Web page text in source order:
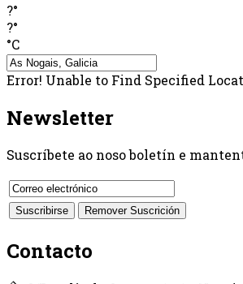
?°
?°
°C
Error! Unable to Find Specified
Newsletter
Suscríbete ao noso boletín e
Contacto